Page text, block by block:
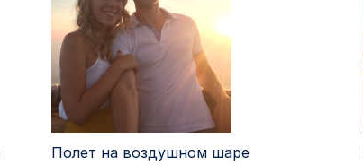
Полет на воздушном шаре